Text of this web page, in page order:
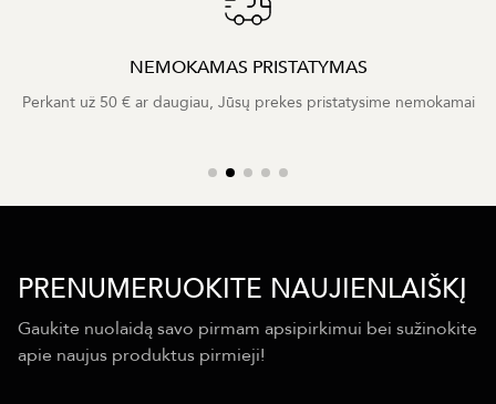
NEMOKAMAS PRISTATYMAS
Perkant už 50 € ar daugiau, Jūsų prekes pristatysime nemokamai
PRENUMERUOKITE NAUJIENLAIŠKĮ
Gaukite nuolaidą savo pirmam apsipirkimui bei sužinokite
apie naujus produktus pirmieji!